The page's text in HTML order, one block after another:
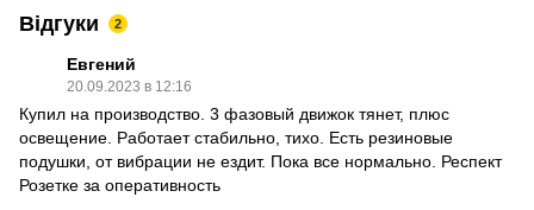
Відгуки 2
Евгений
20.09.2023 в 12:16
Купил на производство. 3 фазовый движок тянет, плюс
освещение. Работает стабильно, тихо. Есть резиновые
подушки, от вибрации не ездит. Пока все нормально. Респект
Розетке за оперативность